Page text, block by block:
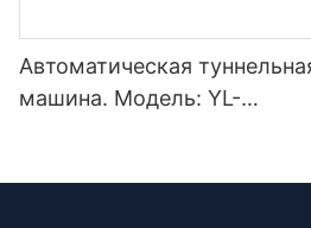
Автоматическая
машина. Модель: YL-